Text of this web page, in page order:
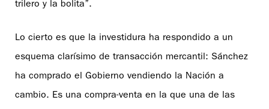
trilero y la bolita”.
Lo cierto es que la investidura ha respondido a un
esquema clarísimo de transacción mercantil: Sánchez
ha comprado el Gobierno vendiendo la Nación a
cambio. Es una compra-venta en la que una de las